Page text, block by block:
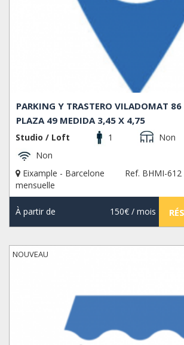
PARKING Y TRASTERO VILADOMAT
PLAZA 49 MEDIDA 3,45 X 4,75
Studio / Loft 1
Non
Non
Eixample - Barcelone
Ref. BHMI-612
mensuelle
À partir de 150€/ mois
NOUVEAU